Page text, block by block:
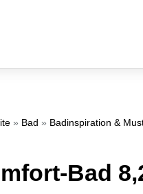
» Bad » Badinspiration &
Bad